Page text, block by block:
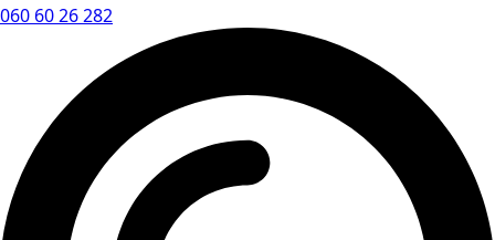
060 60 26 282